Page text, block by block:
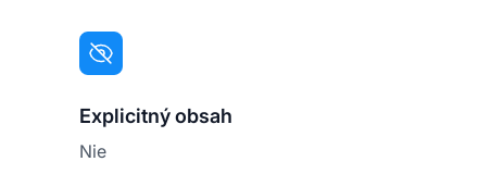
Explicitný obsah
Nie